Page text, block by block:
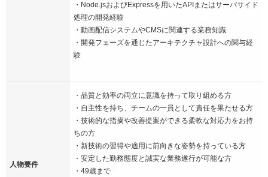
・Node.jsおよびExpressを用いたAPIまたはサーバサイド
処理の開発経験
・動画配信システムやCMSに関連する業務知識
・開発フェーズを通じたアーキテクチャ設計への関与経
験
人物要件
・品質と効率の両立に意識を持って取り組める方
・自主性を持ち、チームの一員として責任を果たせる方
・技術的な指摘や改善提案ができる柔軟な対応力をお持
ちの方
・新技術の習得や適用に前向きな姿勢を持っている方
・安定した勤務態度と誠実な業務遂行が可能な方
・49歳まで